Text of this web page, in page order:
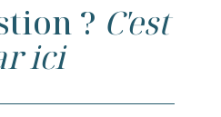
? C'est
ici